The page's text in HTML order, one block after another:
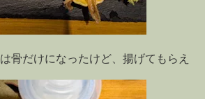
骨だけになったけど、揚げてもらえ